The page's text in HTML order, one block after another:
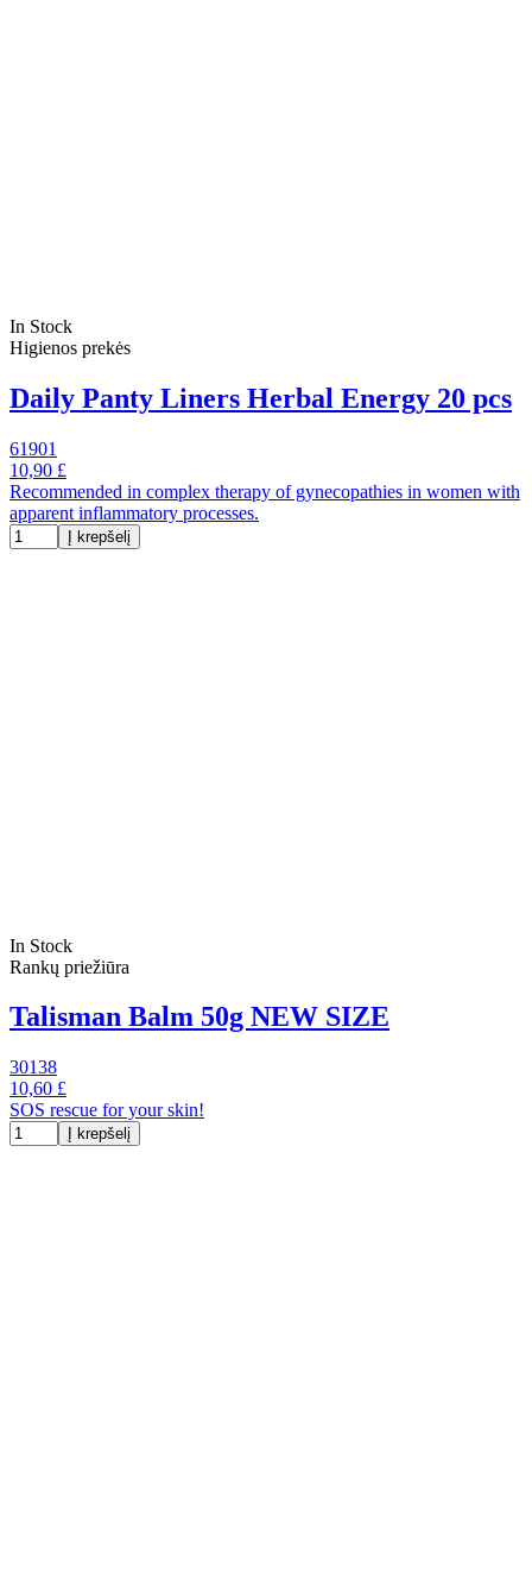
In Stock
Higienos prekės
Daily Panty Liners Herbal Energy 20 pcs
61901
10,90 £
Recommended in complex therapy of gynecopathies in women with
apparent inflammatory processes.
Į krepšelį
In Stock
Rankų priežiūra
Talisman Balm 50g NEW SIZE
30138
10,60 £
SOS rescue for your skin!
Į krepšelį